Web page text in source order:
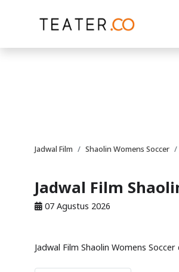
Jadwal Film Shaolin Womens Soccer
Jadwal Film
07 Agustus 2026
Jadwal Film Shaolin Womens